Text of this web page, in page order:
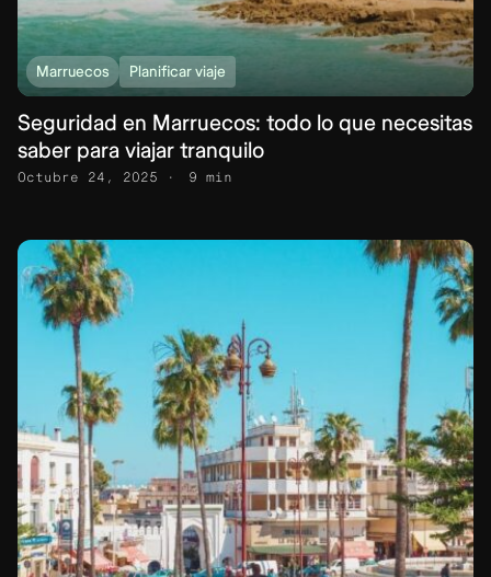
Marruecos Planificar viaje
Seguridad en Marruecos: todo lo que necesitas
saber para viajar tranquilo
Octubre 24, 2025 9 min